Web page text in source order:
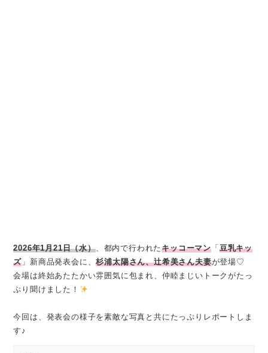
2026年1月21日（水）、都内で行われたキッコーマン 「 豆乳キッ
ズ 」新商品発表会に、杉浦太陽さん、辻󠄀希美さん夫妻が登場♡
会場は終始あたたかい雰囲気に包まれ、仲睦まじいトークがたっ
ぷり聞けました！
今回は、発表会の様子を素敵な写真と共にたっぷりレポートしま
す♪